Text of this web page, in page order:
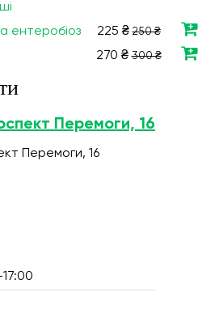
ентеробіоз 225 ₴250 ₴
270 ₴300 ₴
Перемоги, 16
Перемоги, 16